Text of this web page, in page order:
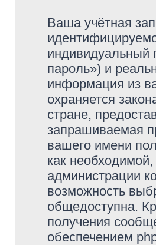
Ваша учётная
индивидуальный
пароль») и
информация из
охраняется
стране,
запрашиваемая
вашего имени
как
администрации
возможность
общедоступна.
получения
обеспечением